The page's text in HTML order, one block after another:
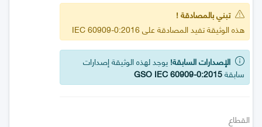
تبني بالمصادقة !
هذه الوثيقة تفيد المصادقة على IEC 60909-0:2016
الإصدارات السابقة! يوجد لهذه الوثيقة إصدارات
سابقةGSO IEC 60909-0:2015
القطاع